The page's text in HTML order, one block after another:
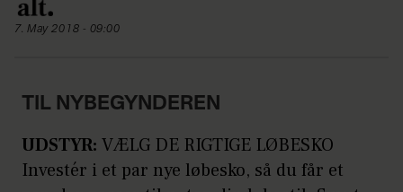
7. May 2018 - 09:00
TIL NYBEGYNDEREN
UDSTYR: VÆLG DE RIGTIGE LØBESKO
Investér i et par nye løbesko, så du får et